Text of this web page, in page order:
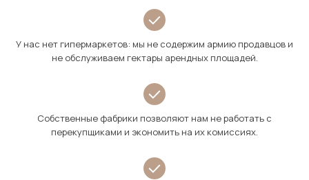
У нас нет гипермаркетов: мы не содержим армию продавцов и
не обслуживаем гектары арендных площадей.
Собственные фабрики позволяют нам не работать с
перекупщиками и экономить на их комиссиях.